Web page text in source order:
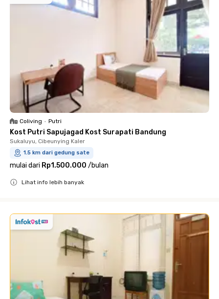
Coliving • Putri
Kost Putri Sapujagad Kost Surapati Bandung
Sukaluyu, Cibeunying Kaler
1.5 km dari gedung sate
mulai dari Rp1.500.000 /bulan
Lihat info lebih banyak